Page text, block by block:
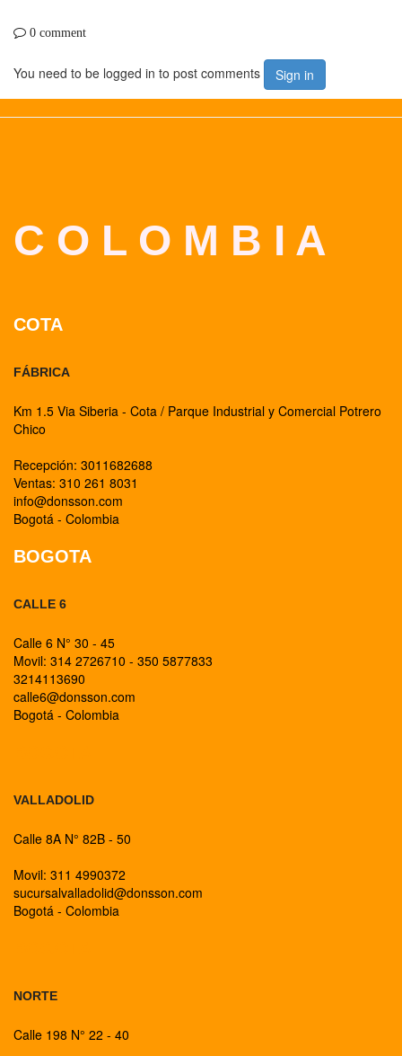
0 comment
You need to be logged in to post comments Sign in
C O L O M B I A
COTA
FÁBRICA
Km 1.5 Via Siberia - Cota / Parque Industrial y Comercial Potrero
Chico
Recepción: 3011682688
Ventas: 310 261 8031
info@donsson.com
Bogotá - Colombia
BOGOTA
CALLE 6
Calle 6 N° 30 - 45
Movil: 314 2726710 - 350 5877833
3214113690
calle6@donsson.com
Bogotá - Colombia
VALLADOLID
Calle 8A N° 82B - 50
Movil: 311 4990372
sucursalvalladolid@donsson.com
Bogotá - Colombia
NORTE
Calle 198 N° 22 - 40